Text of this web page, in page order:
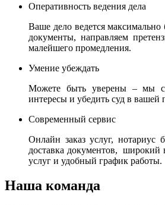
Оперативность ведения дела
Ваше дело ведется
документы, направляем
малейшего промедления.
Умение убеждать
Можете быть уверены – мы
интересы и убедить суд в вашей
Современный сервис
Онлайн заказ услуг, нотариус
доставка документов, широкий
услуг и удобный график работы.
Наша команда